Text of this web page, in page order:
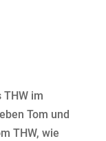
THW im
Tom und
THW, wie